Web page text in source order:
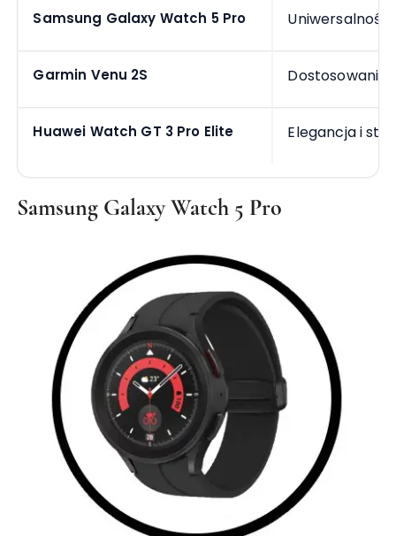
Samsung Galaxy Watch 5 Pro
Garmin Venu 2S Dostosowanie
Huawei Watch GT 3 Pro Elite Elegancja i
Samsung Galaxy Watch 5 Pro